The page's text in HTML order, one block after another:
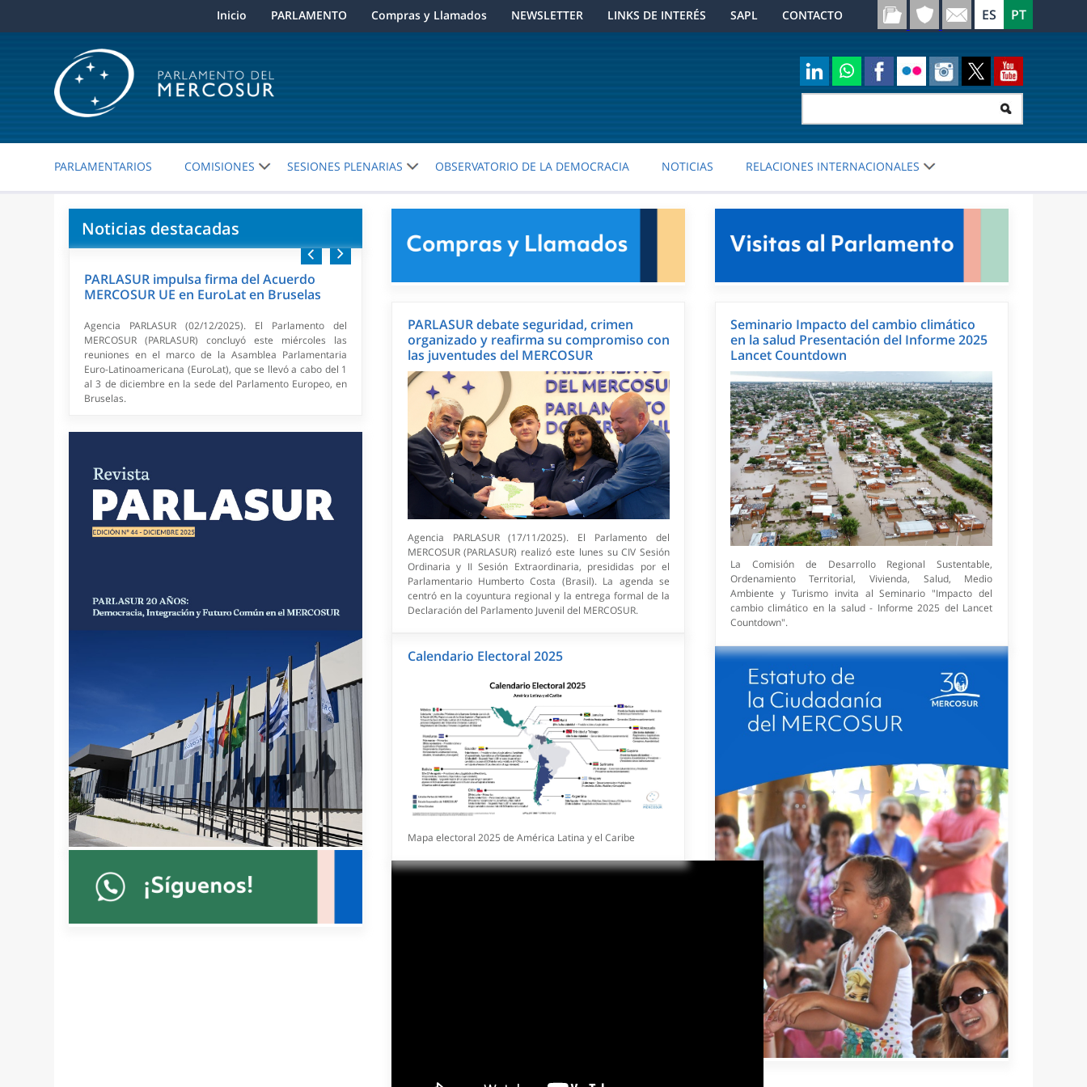
Inicio PARLAMENTO Compras y Llamados NEWSLETTER LINKS DE INTERÉS SAPL CONTACTO
PARLAMENTARIOS COMISIONES SESIONES PLENARIAS OBSERVATORIO DE LA DEMOCRACIA NOTICIAS RELACIONES INTERNACIONALES
Noticias destacadas
Expertos alertan en el PARLASUR sobre
Agencia PARLASUR/Visitante Voluntario (19/11/2025). Este
lunes 17 de noviembre, tras la Sesión Ordinaria del
Parlamento del MERCOSUR (PARLASUR), se realizó el
Conversatorio "Inteligencia Artificial: Presente y Futuro
PARLASUR debate seguridad, crimen
organizado y reafirma su compromiso con
las juventudes del MERCOSUR
Agencia PARLASUR (17/11/2025). El Parlamento del
MERCOSUR (PARLASUR) realizó este lunes su CIV Sesión
Ordinaria y II Sesión Extraordinaria, presididas por el
Parlamentario Humberto Costa (Brasil). La agenda se
centró en la coyuntura regional y la entrega formal de la
Declaración del Parlamento Juvenil del MERCOSUR.
Calendario Electoral 2025
Mapa electoral 2025 de América Latina y el Caribe
Seminario Impacto del cambio climático
en la salud Presentación del Informe 2025
Lancet Countdown
La Comisión de Desarrollo Regional Sustentable,
Ordenamiento Territorial, Vivienda, Salud, Medio
Ambiente y Turismo invita al Seminario "Impacto del
cambio climático en la salud - Informe 2025 del Lancet
Countdown".